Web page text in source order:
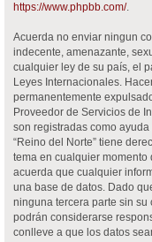
https://www.phpbb.com/.
Acuerda no enviar ningun
indecente, amenazante,
cualquier ley de su país, el
Leyes Internacionales.
permanentemente
Proveedor de Servicios de
son registradas como
“Reino del Norte” tiene
tema en cualquier
acuerda que cualquier
una base de datos. Dado
ninguna tercera parte sin su
podrán considerarse
conlleve a que los datos